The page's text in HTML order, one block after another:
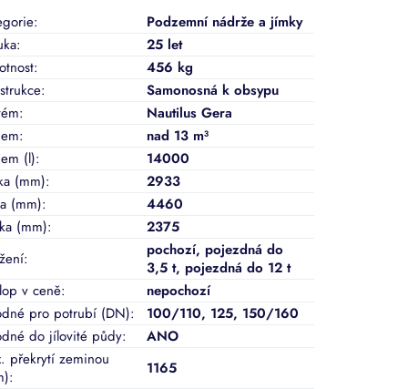
:
Podzemní nádrže a jímky
:
25 let
:
456 kg
:
Samonosná k obsypu
:
Nautilus Gera
:
nad 13 m³
(l):
14000
(mm):
2933
(mm):
4460
(mm):
2375
: pochozí, pojezdná do
3,5 t, pojezdná do 12 t
v ceně:
nepochozí
pro potrubí (DN): 100/110, 125, 150/160
do jílovité půdy:
ANO
překrytí zeminou
:
1165